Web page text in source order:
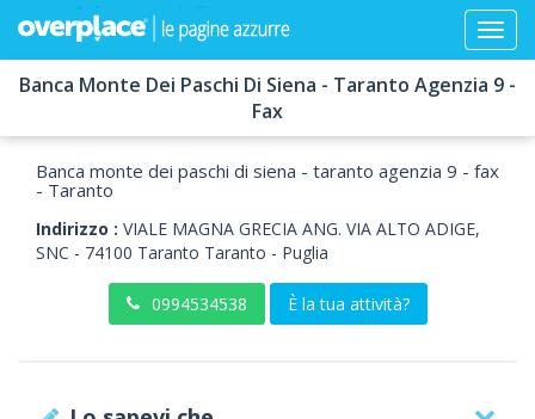
Banca Monte Dei Paschi Di Siena - Taranto Agenzia 9 -
Fax
Banca monte dei paschi di siena - taranto agenzia 9 - fax
- Taranto
Indirizzo : VIALE MAGNA GRECIA ANG. VIA ALTO ADIGE,
SNC - 74100 Taranto Taranto - Puglia
0994534538 È la tua attività?